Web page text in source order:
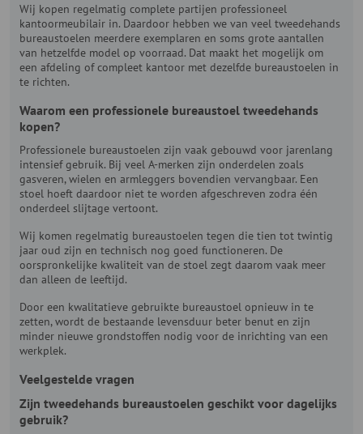
Wij kopen regelmatig complete partijen professioneel
kantoormeubilair in. Daardoor hebben we van veel tweedehands
bureaustoelen meerdere exemplaren en soms grote aantallen
van hetzelfde model op voorraad. Dat maakt het mogelijk om
een afdeling of compleet kantoor met dezelfde bureaustoelen in
te richten.
Waarom een professionele bureaustoel tweedehands
kopen?
Professionele bureaustoelen zijn vaak gebouwd voor jarenlang
intensief gebruik. Bij veel A-merken zijn onderdelen zoals
gasveren, wielen en armleggers bovendien vervangbaar. Een
stoel hoeft daardoor niet te worden afgeschreven zodra één
onderdeel slijtage vertoont.
Wij komen regelmatig bureaustoelen tegen die tien tot twintig
jaar oud zijn en technisch nog goed functioneren. De
oorspronkelijke kwaliteit van de stoel zegt daarom vaak meer
dan alleen de leeftijd.
Door een kwalitatieve gebruikte bureaustoel opnieuw in te
zetten, wordt de bestaande levensduur beter benut en zijn
minder nieuwe grondstoffen nodig voor de inrichting van een
werkplek.
Veelgestelde vragen
Zijn tweedehands bureaustoelen geschikt voor dagelijks
gebruik?